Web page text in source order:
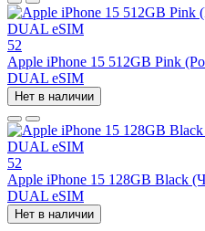
52
Apple iPhone 15 512GB Pink
DUAL eSIM
Нет в наличии
52
Apple iPhone 15 128GB Black
DUAL eSIM
Нет в наличии